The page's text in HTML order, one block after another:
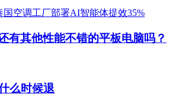
有其他性能不错的平板电脑吗？
么时候退